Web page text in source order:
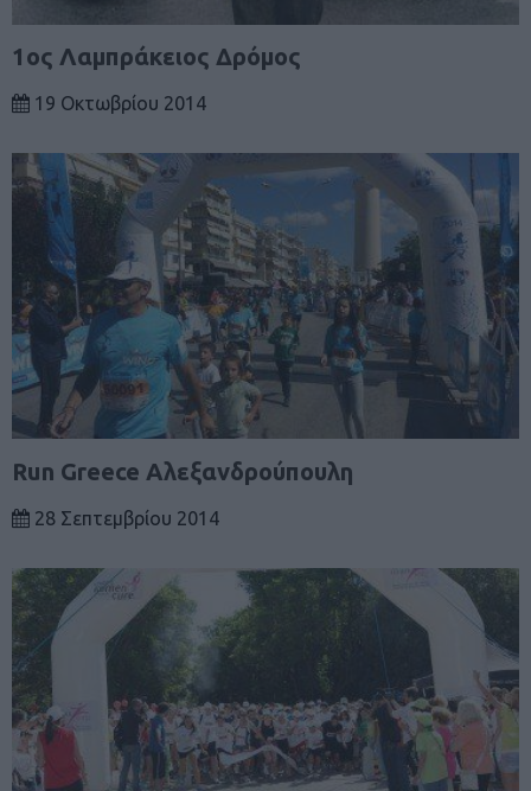
1ος Λαμπράκειος Δρόμος
19 Οκτωβρίου 2014
Run Greece Αλεξανδρούπουλη
28 Σεπτεμβρίου 2014